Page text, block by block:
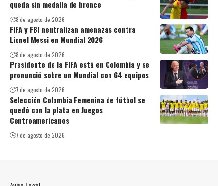
queda sin medalla de bronce
8 de agosto de 2026
FIFA y FBI neutralizan amenazas contra
Lionel Messi en Mundial 2026
8 de agosto de 2026
Presidente de la FIFA está en Colombia y se
pronunció sobre un Mundial con 64 equipos
7 de agosto de 2026
Selección Colombia Femenina de fútbol se
quedó con la plata en Juegos
Centroamericanos
7 de agosto de 2026